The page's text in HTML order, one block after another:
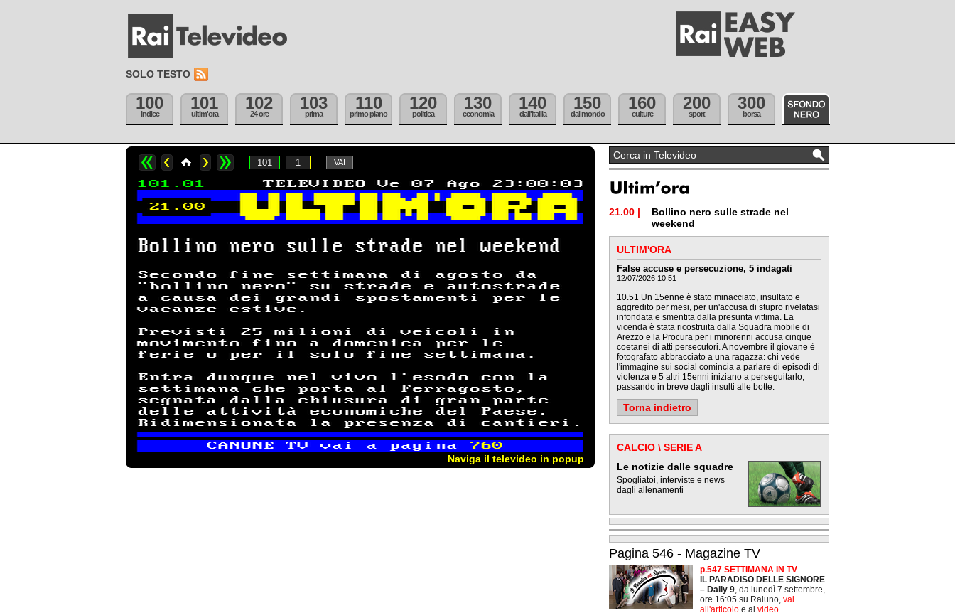
SOLO TESTO
100
indice
101
ultim'ora
102
24 ore
103
prima
110
primo piano
120
politica
130
economia
140
dall'itallia
150
dal mondo
160
culture
200
sport
300
borsa
Naviga il televideo in popup
21.00 |
Bollino nero sulle strade nel
weekend
ULTIM'ORA
False accuse e persecuzione, 5 indagati
12/07/2026 10:51
10.51 Un 15enne è stato minacciato, insultato e
aggredito per mesi, per un'accusa di stupro rivelatasi
infondata e smentita dalla presunta vittima. La
vicenda è stata ricostruita dalla Squadra mobile di
Arezzo e la Procura per i minorenni accusa cinque
coetanei di atti persecutori. A novembre il giovane è
fotografato abbracciato a una ragazza: chi vede
l'immagine sui social comincia a parlare di episodi di
violenza e 5 altri 15enni iniziano a perseguitarlo,
passando in breve dagli insulti alle botte.
Torna indietro
CALCIO \ SERIE A
Le notizie dalle squadre
Spogliatoi, interviste e news
dagli allenamenti
Pagina 546 - Magazine TV
p.547 SETTIMANA IN TV
IL PARADISO DELLE SIGNORE
– Daily 9 , da lunedì 7 settembre,
ore 16:05 su Raiuno, vai
all'articolo e al video